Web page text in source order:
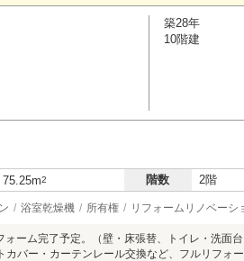
築28年
10階建
75.25m2 階数 2階
浴室乾燥機 所有権 リフォームリノベーシ
ォーム完了予定。（壁・床張替、トイレ・洗面
カバー・カーテンレール交換など、フルリフォ